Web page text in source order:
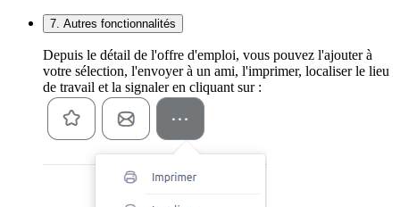
7. Autres fonctionnalités
Depuis le détail de l'offre d'emploi, vous pouvez l'ajouter à
votre sélection, l'envoyer à un ami, l'imprimer, localiser le lieu
de travail et la signaler en cliquant sur :